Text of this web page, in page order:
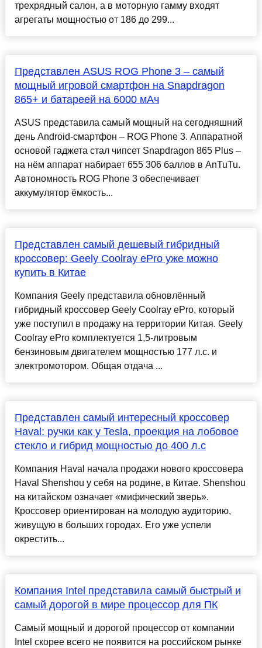
трехрядный салон, а в моторную гамму входят
агрегаты мощностью от 186 до 299...
Представлен ASUS ROG Phone 3 – самый
мощный игровой смартфон на Snapdragon
865+ и батареей на 6000 мАч
ASUS представила самый мощный на сегодняшний
день Android-смартфон – ROG Phone 3. Аппаратной
основой гаджета стал чипсет Snapdragon 865 Plus –
на нём аппарат набирает 655 306 баллов в AnTuTu.
Автономность ROG Phone 3 обеспечивает
аккумулятор ёмкость...
Представлен самый дешевый гибридный
кроссовер: Geely Coolray ePro уже можно
купить в Китае
Компания Geely представила обновлённый
гибридный кроссовер Geely Coolray ePro, который
уже поступил в продажу на территории Китая. Geely
Coolray ePro комплектуется 1,5-литровым
бензиновым двигателем мощностью 177 л.с. и
электромотором. Общая отдача ...
Представлен самый интересный кроссовер
Haval: ручки как у Tesla, проекция на лобовое
стекло и гибрид мощностью до 400 л.с
Компания Haval начала продажи нового кроссовера
Haval Shenshou у себя на родине, в Китае. Shenshou
на китайском означает «мифический зверь».
Кроссовер ориентирован на молодую аудиторию,
живущую в больших городах. Его уже успели
окрестить...
Компания Intel представила самый быстрый и
самый дорогой в мире процессор для ПК
Самый мощный и дорогой процессор от компании
Intel скорее всего не появится на российском рынке